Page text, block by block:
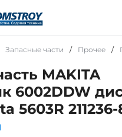
Запасные части / Прочее /
MAKITA
6002DDW
5603R 211236-